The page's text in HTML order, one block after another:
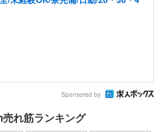
Sponsored by
れ筋ランキング